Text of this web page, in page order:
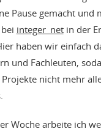
Pause gemacht und
integer_netin der
haben wir einfach
und Fachleuten,
nicht mehr
Woche arbeite ich